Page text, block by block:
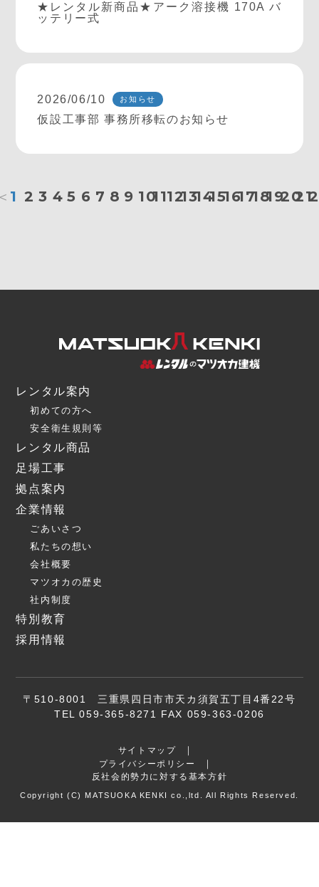
★レンタル新商品★アーク溶接機 170A バ
ッテリー式
2026/06/10 お知らせ
仮設工事部 事務所移転のお知らせ
1 2 3 4 5 6 7 8 9 101112131415161718192021
レンタル案内
初めての方へ
安全衛生規則等
レンタル商品
足場工事
拠点案内
企業情報
ごあいさつ
私たちの想い
会社概要
マツオカの歴史
社内制度
特別教育
採用情報
〒510-8001 三重県四日市市天カ須賀五丁目4番22号
TEL 059-365-8271 FAX 059-363-0206
サイトマップ
プライバシーポリシー
反社会的勢力に対する基本方針
Copyright (C) MATSUOKA KENKI co.,ltd. All Rights Reserved.